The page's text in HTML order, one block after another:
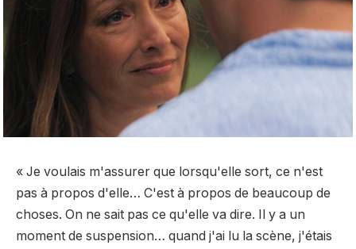
« Je voulais m'assurer que lorsqu'elle sort, ce n'est
pas à propos d'elle… C'est à propos de beaucoup de
choses. On ne sait pas ce qu'elle va dire. Il y a un
moment de suspension… quand j'ai lu la scène, j'étais